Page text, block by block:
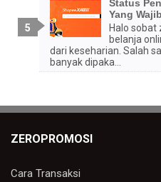
Status
Yang
Halo sobat
belanja
dari keseharian. Salah
banyak dipaka...
ZEROPROMOSI
Cara Transaksi